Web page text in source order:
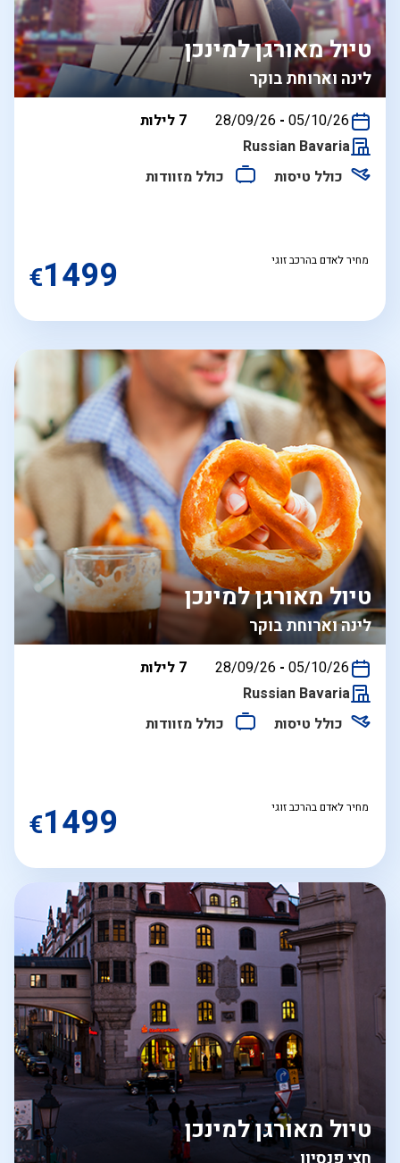
לינה וארוחת בוקר
טיול מאורגן למינכן
בין
28/09/26 - 05/10/26
7 לילות
Russian Bavaria
כולל טיסות
כולל מזוודות
מחיר לאדם בהרכב זוגי €1499
לינה וארוחת בוקר
טיול מאורגן למינכן
בין
28/09/26 - 05/10/26
7 לילות
Russian Bavaria
כולל טיסות
כולל מזוודות
מחיר לאדם בהרכב זוגי €1499
טיול מאורגן למינכן